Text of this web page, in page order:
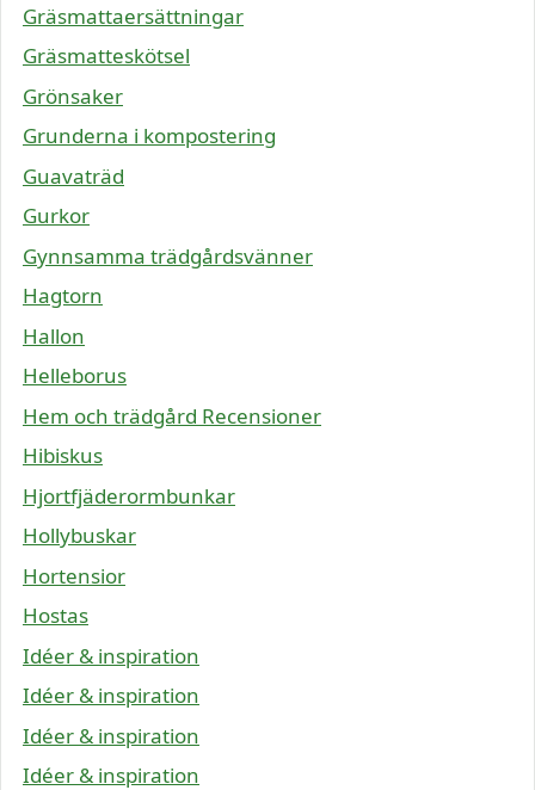
Gräsmattaersättningar
Gräsmatteskötsel
Grönsaker
Grunderna i kompostering
Guavaträd
Gurkor
Gynnsamma trädgårdsvänner
Hagtorn
Hallon
Helleborus
Hem och trädgård Recensioner
Hibiskus
Hjortfjäderormbunkar
Hollybuskar
Hortensior
Hostas
Idéer & inspiration
Idéer & inspiration
Idéer & inspiration
Idéer & inspiration